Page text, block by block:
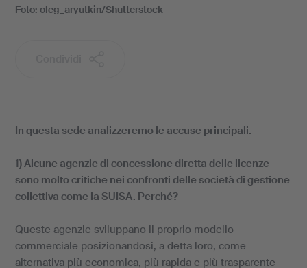
Foto: oleg_aryutkin/Shutterstock
In questa sede analizzeremo le accuse principali.
1) Alcune agenzie di concessione diretta delle licenze
sono molto critiche nei confronti delle società di gestione
collettiva come la SUISA. Perché?
Queste agenzie sviluppano il proprio modello
commerciale posizionandosi, a detta loro, come
alternativa più economica, più rapida e più trasparente